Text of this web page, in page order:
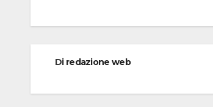
Di redazione web